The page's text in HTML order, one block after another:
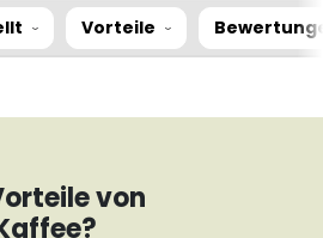
Vorteile
von